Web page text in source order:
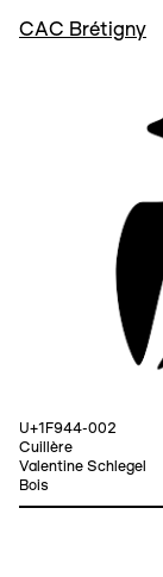
CAC Brétigny
U+1F944-002
Cuillère
Valentine Schlegel
Bois